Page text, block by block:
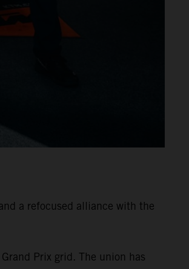
a refocused alliance with the
Prix grid. The union has